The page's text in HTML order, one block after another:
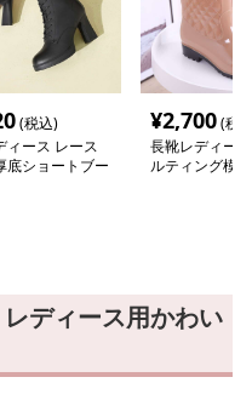
(税込)
ィース レース
底ショートブー
¥2,700(税
長靴レディー
ルティング模
ディース用かわい